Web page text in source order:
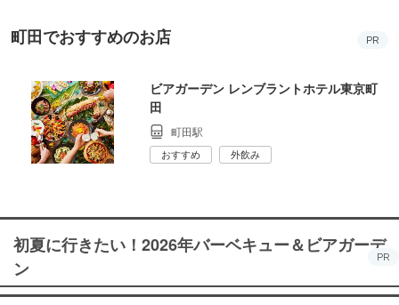
町田でおすすめのお店 PR
ビアガーデン レンブラントホテル東京町
田
町田駅
おすすめ 外飲み
初夏に行きたい！2026年バーベキュー＆ビアガーデ
ン
PR